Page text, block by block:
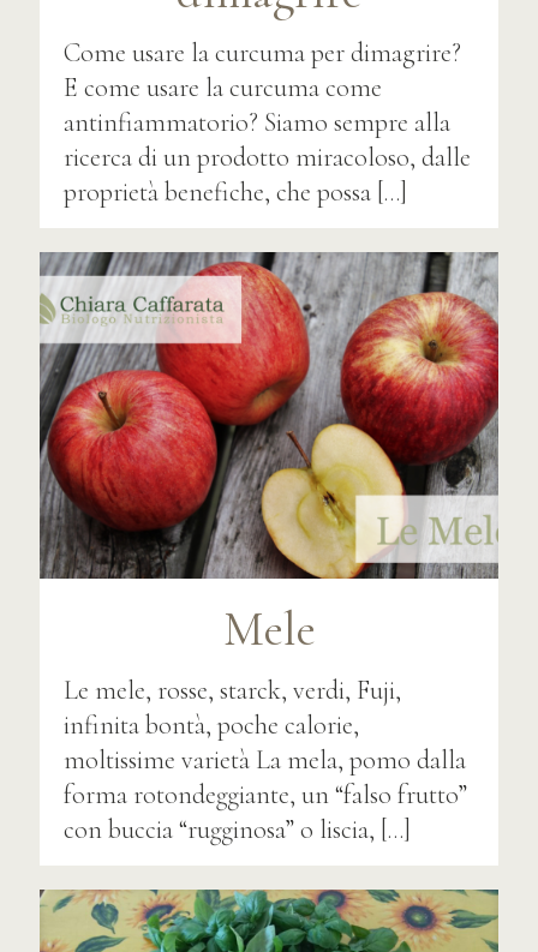
Come usare la curcuma per dimagrire?
E come usare la curcuma come
antinfiammatorio? Siamo sempre alla
ricerca di un prodotto miracoloso, dalle
proprietà benefiche, che possa […]
Mele
Le mele, rosse, starck, verdi, Fuji,
infinita bontà, poche calorie,
moltissime varietà La mela, pomo dalla
forma rotondeggiante, un “falso frutto”
con buccia “rugginosa” o liscia, […]